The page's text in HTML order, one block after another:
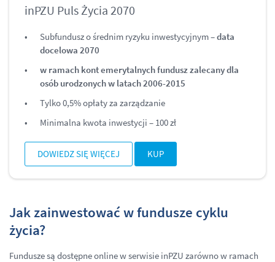
inPZU Puls Życia 2070
Subfundusz o średnim ryzyku inwestycyjnym –data
docelowa 2070
w ramach kont emerytalnych fundusz zalecany dla
osób urodzonych w latach 2006-2015
Tylko 0,5% opłaty za zarządzanie
Minimalna kwota inwestycji – 100 zł
DOWIEDZ SIĘ WIĘCEJ KUP
Jak zainwestować w fundusze cyklu
życia?
Fundusze są dostępne online w serwisie inPZU zarówno w ramach